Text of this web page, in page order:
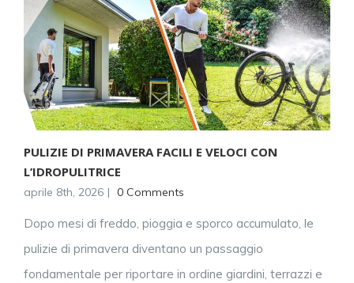
PULIZIE DI PRIMAVERA FACILI E VELOCI CON
L’IDROPULITRICE
aprile 8th, 2026 | 0 Comments
Dopo mesi di freddo, pioggia e sporco accumulato, le
pulizie di primavera diventano un passaggio
fondamentale per riportare in ordine giardini, terrazzi e